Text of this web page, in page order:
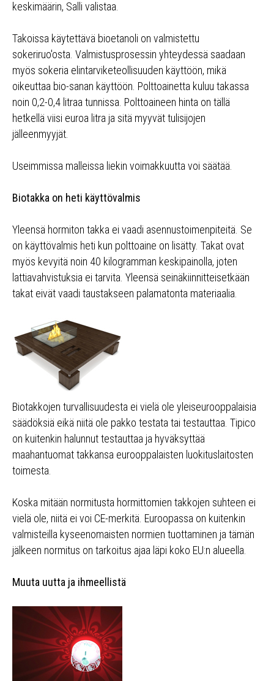
keskimäärin, Salli valistaa.
Takoissa käytettävä bioetanoli on valmistettu
sokeriruo'osta. Valmistusprosessin yhteydessä saadaan
myös sokeria elintarviketeollisuuden käyttöön, mikä
oikeuttaa bio-sanan käyttöön. Polttoainetta kuluu takassa
noin 0,2-0,4 litraa tunnissa. Polttoaineen hinta on tällä
hetkellä viisi euroa litra ja sitä myyvät tulisijojen
jälleenmyyjät.
Useimmissa malleissa liekin voimakkuutta voi säätää.
Biotakka on heti käyttövalmis
Yleensä hormiton takka ei vaadi asennustoimenpiteitä. Se
on käyttövalmis heti kun polttoaine on lisätty. Takat ovat
myös kevyitä noin 40 kilogramman keskipainolla, joten
lattiavahvistuksia ei tarvita. Yleensä seinäkiinnitteisetkään
takat eivät vaadi taustakseen palamatonta materiaalia.
Biotakkojen turvallisuudesta ei vielä ole yleiseurooppalaisia
säädöksiä eikä niitä ole pakko testata tai testauttaa. Tipico
on kuitenkin halunnut testauttaa ja hyväksyttää
maahantuomat takkansa eurooppalaisten luokituslaitosten
toimesta.
Koska mitään normitusta hormittomien takkojen suhteen ei
vielä ole, niitä ei voi CE-merkitä. Euroopassa on kuitenkin
valmisteilla kyseenomaisten normien tuottaminen ja tämän
jälkeen normitus on tarkoitus ajaa läpi koko EU:n alueella.
Muuta uutta ja ihmeellistä